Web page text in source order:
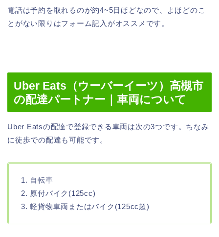
電話は予約を取れるのが約4~5日ほどなので、よほどのこ
とがない限りはフォーム記入がオススメです。
Uber Eats（ウーバーイーツ）高槻市
の配達パートナー｜車両について
Uber Eatsの配達で登録できる車両は次の3つです。ちなみ
に徒歩での配達も可能です。
1. 自転車
2. 原付バイク(125cc)
3. 軽貨物車両またはバイク(125cc超)